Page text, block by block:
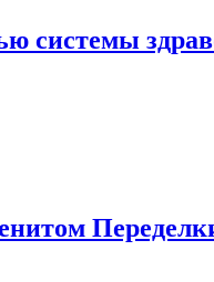
системы